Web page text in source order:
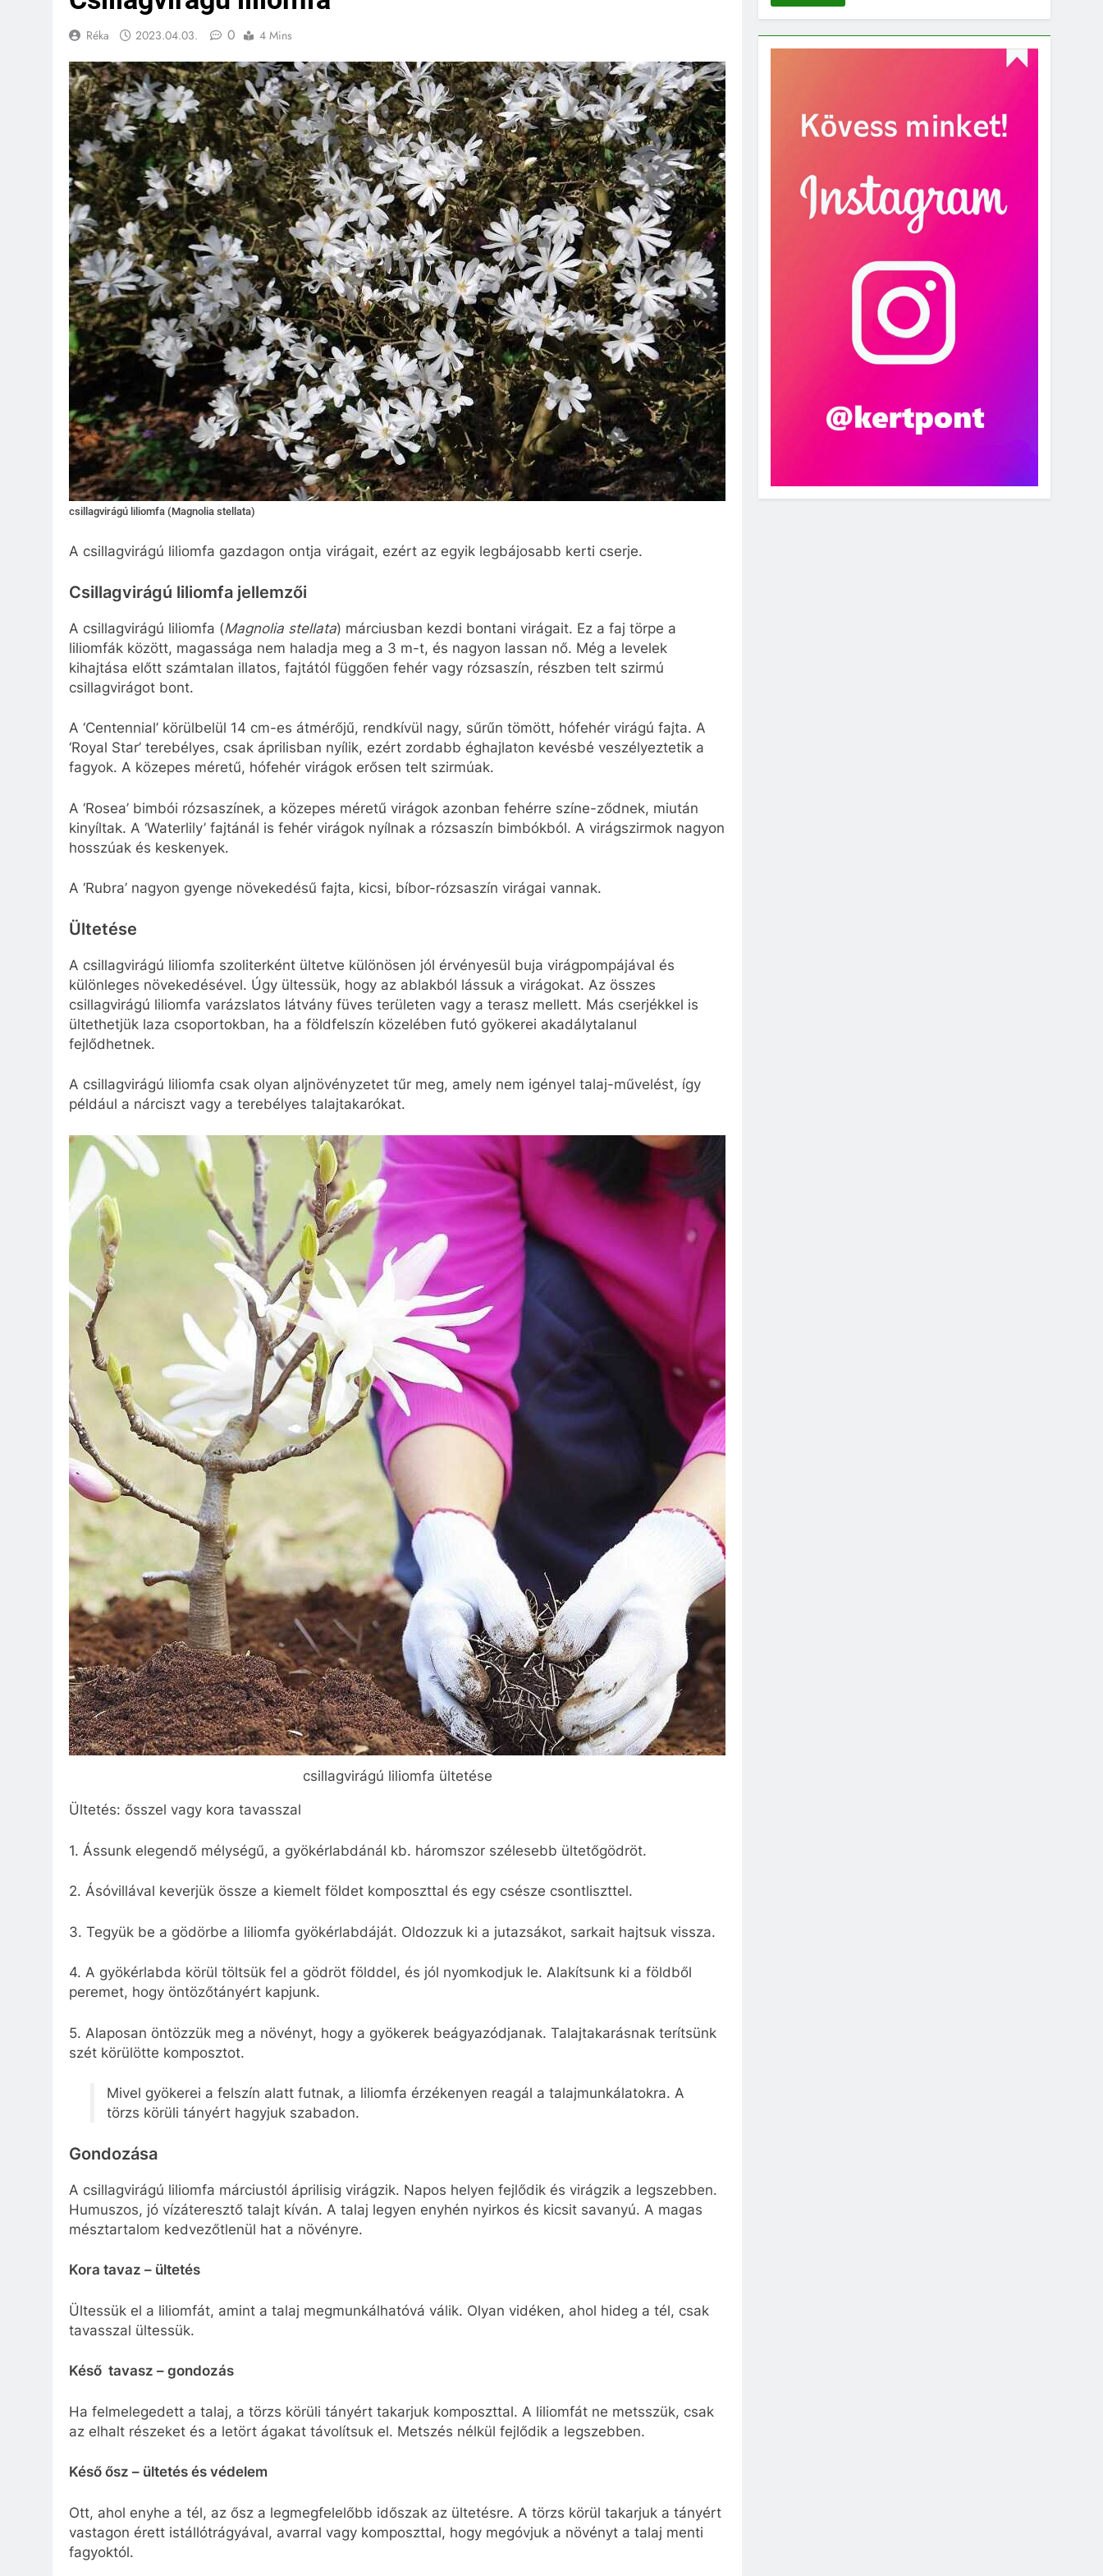
Réka 2023.04.03. 0 4 Mins
csillagvirágú liliomfa (Magnolia stellata)
A csillagvirágú liliomfa gazdagon ontja virágait, ezért az egyik legbájosabb kerti cserje.
Csillagvirágú liliomfa jellemzői
A csillagvirágú liliomfa (Magnolia stellata) márciusban kezdi bontani virágait. Ez a faj törpe a
liliomfák között, magassága nem haladja meg a 3 m-t, és nagyon lassan nő. Még a levelek
kihajtása előtt számtalan illatos, fajtától függően fehér vagy rózsaszín, részben telt szirmú
csillagvirágot bont.
A ‘Centennial’ körülbelül 14 cm-es átmérőjű, rendkívül nagy, sűrűn tömött, hófehér virágú fajta. A
‘Royal Star’ terebélyes, csak áprilisban nyílik, ezért zordabb éghajlaton kevésbé veszélyeztetik a
fagyok. A közepes méretű, hófehér virágok erősen telt szirmúak.
A ‘Rosea’ bimbói rózsaszínek, a közepes méretű virágok azonban fehérre színe-ződnek, miután
kinyíltak. A ‘Waterlily’ fajtánál is fehér virágok nyílnak a rózsaszín bimbókból. A virágszirmok nagyon
hosszúak és keskenyek.
A ‘Rubra’ nagyon gyenge növekedésű fajta, kicsi, bíbor-rózsaszín virágai vannak.
Ültetése
A csillagvirágú liliomfa szoliterként ültetve különösen jól érvényesül buja virágpompájával és
különleges növekedésével. Úgy ültessük, hogy az ablakból lássuk a virágokat. Az összes
csillagvirágú liliomfa varázslatos látvány füves területen vagy a terasz mellett. Más cserjékkel is
ültethetjük laza csoportokban, ha a földfelszín közelében futó gyökerei akadálytalanul
fejlődhetnek.
A csillagvirágú liliomfa csak olyan aljnövényzetet tűr meg, amely nem igényel talaj-művelést, így
például a nárciszt vagy a terebélyes talajtakarókat.
csillagvirágú liliomfa ültetése
Ültetés: ősszel vagy kora tavasszal
1. Ássunk elegendő mélységű, a gyökérlabdánál kb. háromszor szélesebb ültetőgödröt.
2. Ásóvillával keverjük össze a kiemelt földet komposzttal és egy csésze csontliszttel.
3. Tegyük be a gödörbe a liliomfa gyökérlabdáját. Oldozzuk ki a jutazsákot, sarkait hajtsuk vissza.
4. A gyökérlabda körül töltsük fel a gödröt földdel, és jól nyomkodjuk le. Alakítsunk ki a földből
peremet, hogy öntözőtányért kapjunk.
5. Alaposan öntözzük meg a növényt, hogy a gyökerek beágyazódjanak. Talajtakarásnak terítsünk
szét körülötte komposztot.
Mivel gyökerei a felszín alatt futnak, a liliomfa érzékenyen reagál a talajmunkálatokra. A
törzs körüli tányért hagyjuk szabadon.
Gondozása
A csillagvirágú liliomfa márciustól áprilisig virágzik. Napos helyen fejlődik és virágzik a legszebben.
Humuszos, jó vízáteresztő talajt kíván. A talaj legyen enyhén nyirkos és kicsit savanyú. A magas
mésztartalom kedvezőtlenül hat a növényre.
Kora tavaz – ültetés
Ültessük el a liliomfát, amint a talaj megmunkálhatóvá válik. Olyan vidéken, ahol hideg a tél, csak
tavasszal ültessük.
Késő tavasz – gondozás
Ha felmelegedett a talaj, a törzs körüli tányért takarjuk komposzttal. A liliomfát ne metsszük, csak
az elhalt részeket és a letört ágakat távolítsuk el. Metszés nélkül fejlődik a legszebben.
Késő ősz – ültetés és védelem
Ott, ahol enyhe a tél, az ősz a legmegfelelőbb időszak az ültetésre. A törzs körül takarjuk a tányért
vastagon érett istállótrágyával, avarral vagy komposzttal, hogy megóvjuk a növényt a talaj menti
fagyoktól.